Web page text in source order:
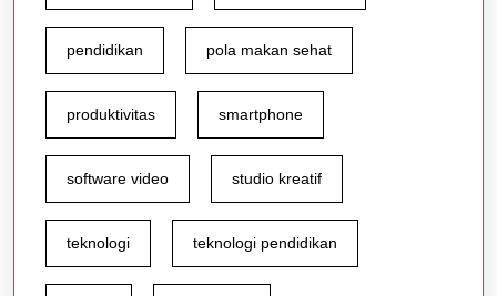
pendidikan pola makan sehat
produktivitas smartphone
software video studio kreatif
teknologi teknologi pendidikan